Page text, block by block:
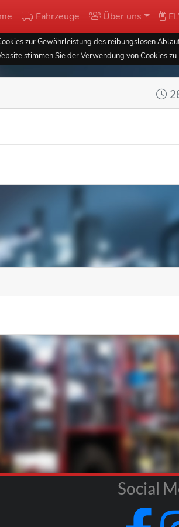
Fahrzeuge Über uns
zur Gewährleistung des reibungslosen
stimmen Sie der Verwendung von Cookies
Social